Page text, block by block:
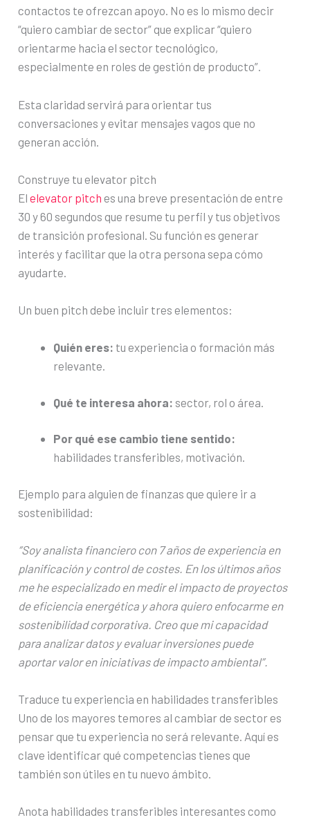
contactos te ofrezcan apoyo. No es lo mismo decir
“quiero cambiar de sector” que explicar “quiero
orientarme hacia el sector tecnológico,
especialmente en roles de gestión de producto”.
Esta claridad servirá para orientar tus
conversaciones y evitar mensajes vagos que no
generan acción.
Construye tu elevator pitch
Elelevator pitch es una breve presentación de entre
30 y 60 segundos que resume tu perfil y tus objetivos
de transición profesional. Su función es generar
interés y facilitar que la otra persona sepa cómo
ayudarte.
Un buen pitch debe incluir tres elementos:
Quién eres: tu experiencia o formación más
relevante.
Qué te interesa ahora: sector, rol o área.
Por qué ese cambio tiene sentido:
habilidades transferibles, motivación.
Ejemplo para alguien de finanzas que quiere ir a
sostenibilidad:
“Soy analista financiero con 7 años de experiencia en
planificación y control de costes. En los últimos años
me he especializado en medir el impacto de proyectos
de eficiencia energética y ahora quiero enfocarme en
sostenibilidad corporativa. Creo que mi capacidad
para analizar datos y evaluar inversiones puede
aportar valor en iniciativas de impacto ambiental”.
Traduce tu experiencia en habilidades transferibles
Uno de los mayores temores al cambiar de sector es
pensar que tu experiencia no será relevante. Aquí es
clave identificar qué competencias tienes que
también son útiles en tu nuevo ámbito.
Anota habilidades transferibles interesantes como